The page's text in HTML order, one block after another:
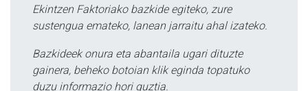
Ekintzen Faktoriako bazkide egiteko, zure
sustengua emateko, lanean jarraitu ahal izateko.
Bazkideek onura eta abantaila ugari dituzte
gainera, beheko botoian klik eginda topatuko
duzu informazio hori guztia.